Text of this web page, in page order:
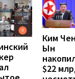
Ким
Ын
$22